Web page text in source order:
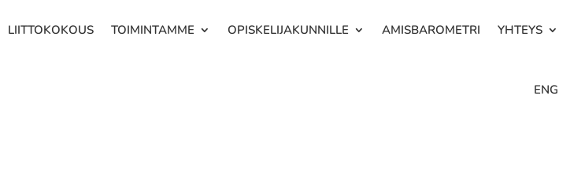
LIITTOKOKOUS TOIMINTAMME OPISKELIJAKUNNILLE AMISBAROMETRI YHTEYS
ENG